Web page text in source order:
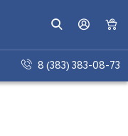
8 (383) 383-08-73